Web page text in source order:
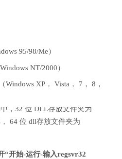
95/98/Me）
NT/2000）
Windows XP， Vista， 7， 8，
，32 位 DLL存放文件夹为
64 位 dll存放文件夹为
“开始-运行-输入regsvr32